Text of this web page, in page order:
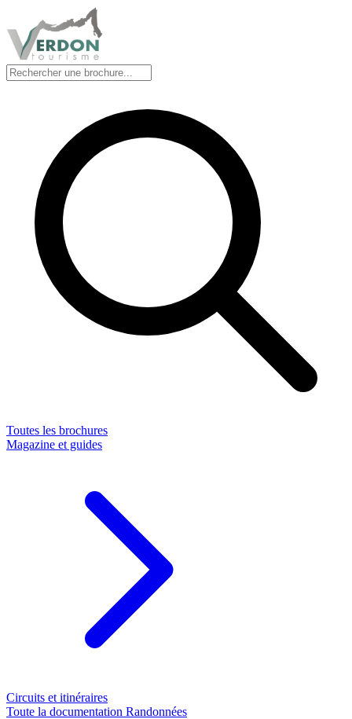
Toutes les brochures
Magazine et guides
Circuits et itinéraires
Toute la documentation Randonnées